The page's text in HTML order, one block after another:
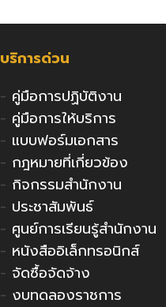
บริการด่วน
- คู่มือการปฏิบัติงาน
- คู่มือการให้บริการ
- แบบฟอร์มเอกสาร
- กฎหมายที่เกี่ยวข้อง
- กิจกรรมสำนักงาน
- ประชาสัมพันธ์
- ศูนย์การเรียนรู้สำนักงาน
- หนังสืออิเล็กทรอนิกส์
- จัดซื้อจัดจ้าง
- งบทดลองราชการ